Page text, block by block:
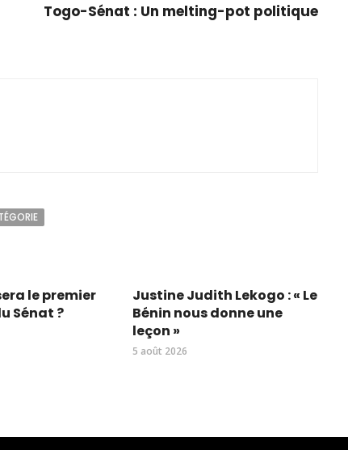
Togo-Sénat : Un melting-pot politique
le premier
Sénat ?
Justine Judith Lekogo : « Le
Bénin nous donne une
leçon »
5 août 2026